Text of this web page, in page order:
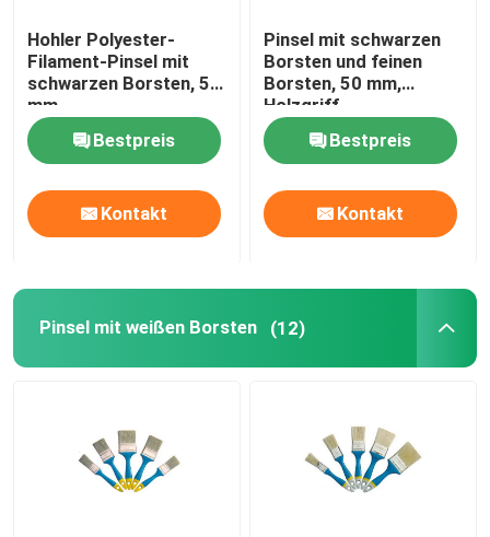
Hauspinsel
Synthetische Filamentbürste
Pinsel mit schwarzen Borsten
Pinsel mit weißen Borsten
Nachfüllbarer Farbroller
Hohler Polyester-
Filament-Pinsel mit
schwarzen Borsten, 50
mm
Bestpreis
Kontakt
Pinsel mit schwarzen
Borsten und feinen
Borsten, 50 mm,
Holzgriff
Bestpreis
Kontakt
Pinsel mit weißen Borsten (12)